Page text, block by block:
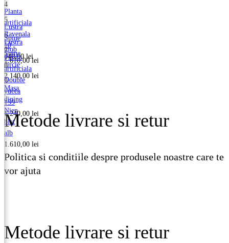
Planta
artificiala
Ravenala
10
440,00lei
4
Lustra
Spine
glob
1.670,00lei
5
Lustra
Spine
circle
2.140,00 lei
6
Planta
artificiala
Double
yucca
159
1.240,00 lei
7
8
Masa
dining
Nien
blat
alb
1.610,00 lei
9
Metode livrare si retur
Politica si conditiile despre produsele noastre care te
vor ajuta
Metode livrare si retur